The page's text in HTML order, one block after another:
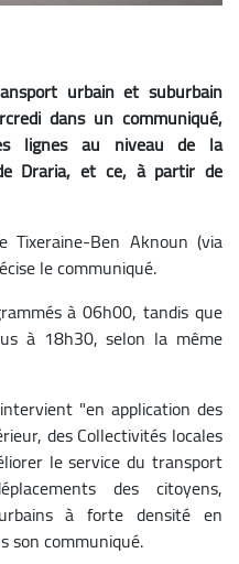
urbain et suburbain
dans un communiqué,
lignes au niveau de la
Draria, et ce, à partir de
Ben Aknoun (via
le communiqué.
à 06h00, tandis que
à 18h30, selon la même
"en application des
des Collectivités locales
le service du transport
des citoyens,
à forte densité en
son communiqué.